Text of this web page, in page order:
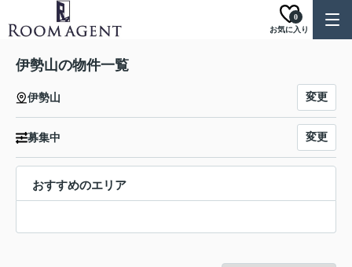
お気に入り
0
伊勢山の物件一覧
伊勢山 変更
募集中 変更
おすすめのエリア